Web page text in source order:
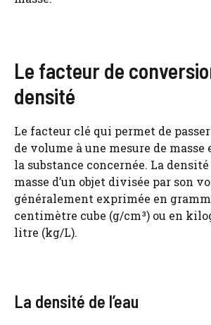
Le facteur de
densité
Le facteur clé qui permet de passer
de volume à une mesure de masse
la substance concernée. La
masse d’un objet divisée par son
généralement exprimée en
centimètre cube (g/cm³) ou en
litre (kg/L).
La densité de l’eau